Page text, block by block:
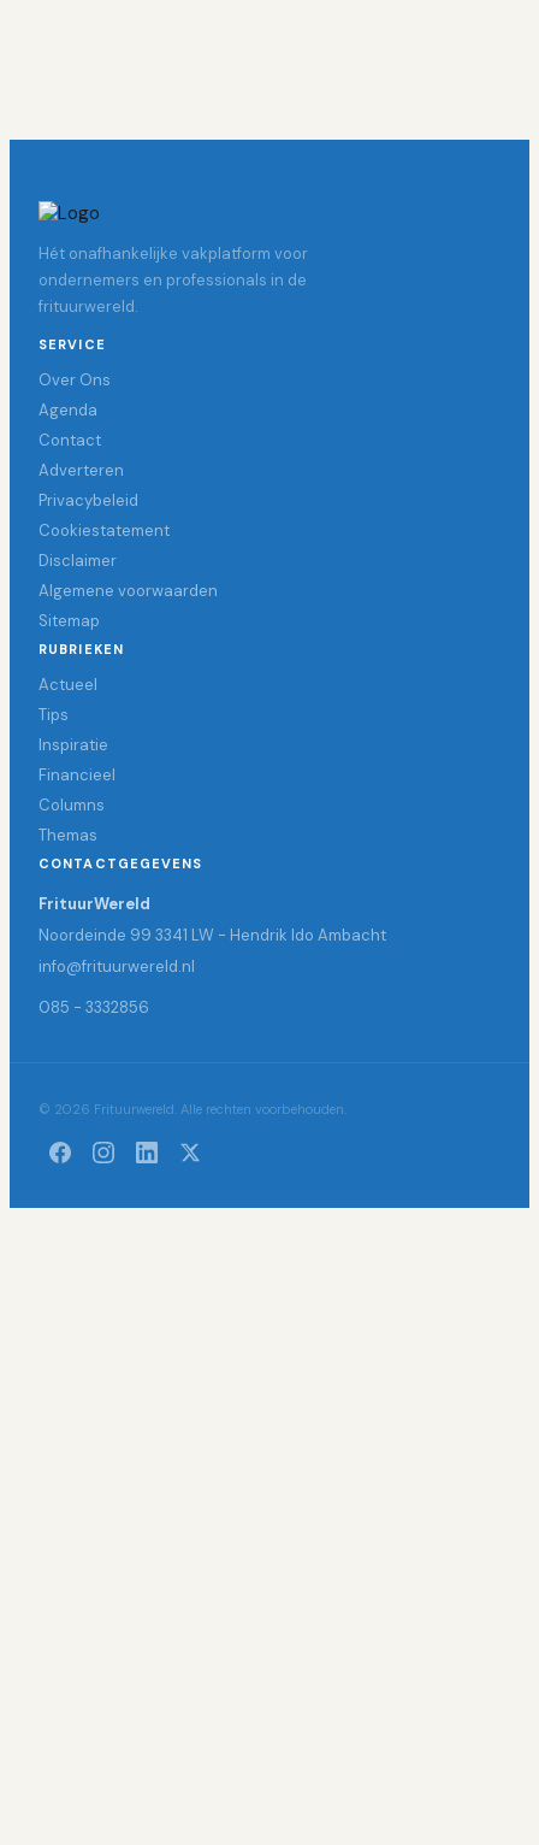
Hét onafhankelijke vakplatform voor
ondernemers en professionals in de
frituurwereld.
SERVICE
Over Ons
Agenda
Contact
Adverteren
Privacybeleid
Cookiestatement
Disclaimer
Algemene voorwaarden
Sitemap
RUBRIEKEN
Actueel
Tips
Inspiratie
Financieel
Columns
Themas
CONTACTGEGEVENS
FrituurWereld
Noordeinde 99 3341 LW - Hendrik Ido Ambacht
info@frituurwereld.nl
085 - 3332856
© 2026 Frituurwereld. Alle rechten voorbehouden.